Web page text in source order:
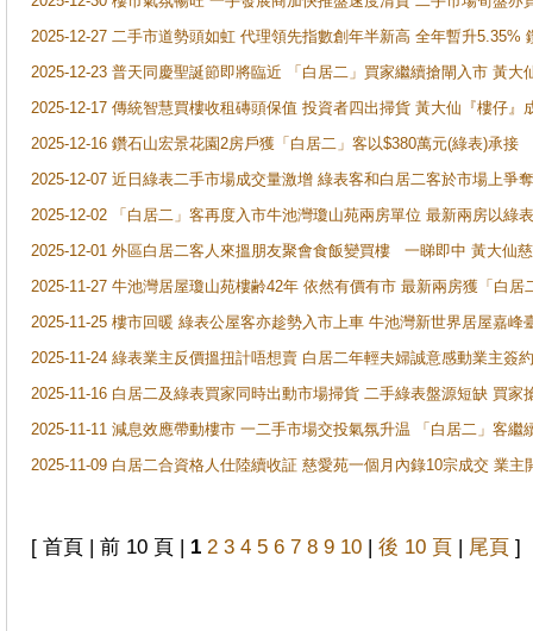
2025-12-27 二手市道勢頭如虹 代理領先指數創年半新高 全年暫升5.35%
2025-12-23 普天同慶聖誕節即將臨近 「白居二」買家繼續搶閘入市 黃
2025-12-17 傳統智慧買樓收租磚頭保值 投資者四出掃貨 黃大仙『樓仔
2025-12-16 鑽石山宏景花園2房戶獲「白居二」客以$380萬元(綠表)承接
2025-12-07 近日綠表二手市場成交量激增 綠表客和白居二客於市場上
2025-12-02 「白居二」客再度入市牛池灣瓊山苑兩房單位 最新兩房以綠
2025-12-01 外區白居二客人來搵朋友聚會食飯變買樓 一睇即中 黃大仙
2025-11-27 牛池灣居屋瓊山苑樓齢42年 依然有價有市 最新兩房獲「白居
2025-11-25 樓市回暖 綠表公屋客亦趁勢入市上車 牛池灣新世界居屋嘉峰
2025-11-24 綠表業主反價搵扭計唔想賣 白居二年輕夫婦誠意感動業主簽
2025-11-16 白居二及綠表買家同時出動市場掃貨 二手綠表盤源短缺 買
2025-11-11 減息效應帶動樓市 一二手市場交投氣氛升温 「白居二」客
2025-11-09 白居二合資格人仕陸續收証 慈愛苑一個月內錄10宗成交 業
[ 首頁 | 前 10 頁 | 1 2 3 4 5 6 7 8 9 10 | 後 10 頁 | 尾頁 ]